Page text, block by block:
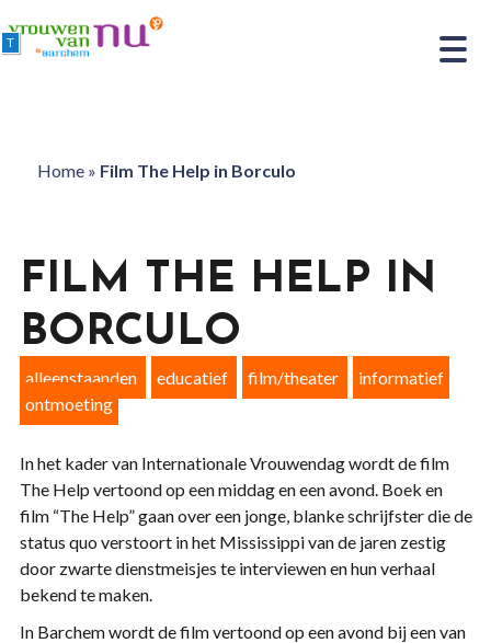
Home» Film The Help in Borculo
T
FILM THE HELP IN
BORCULO
alleenstaanden educatief film/theater
informatief
ontmoeting
In het kader van Internationale Vrouwendag wordt de film
The Help vertoond op een middag en een avond. Boek en
film “The Help” gaan over een jonge, blanke schrijfster die de
status quo verstoort in het Mississippi van de jaren zestig
door zwarte dienstmeisjes te interviewen en hun verhaal
bekend te maken.
In Barchem wordt de film vertoond op een avond bij een van